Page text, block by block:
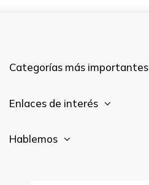
Categorías más importantes
Enlaces de interés
Hablemos